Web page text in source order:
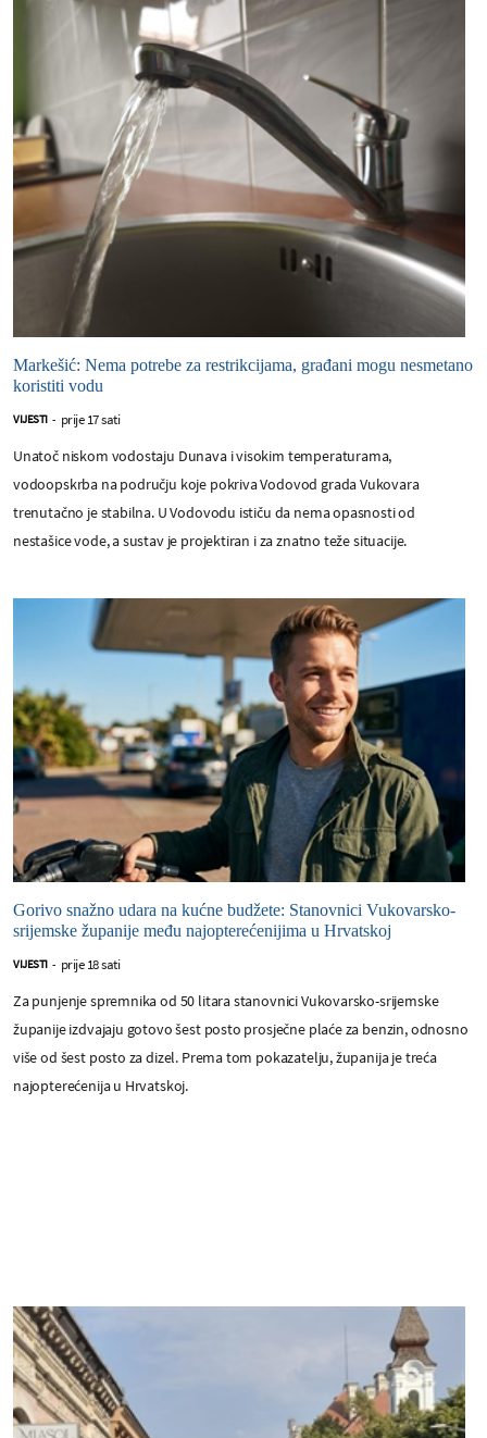
Markešić: Nema potrebe za restrikcijama, građani mogu nesmetano
koristiti vodu
VIJESTI - prije 17 sati
Unatoč niskom vodostaju Dunava i visokim temperaturama,
vodoopskrba na području koje pokriva Vodovod grada Vukovara
trenutačno je stabilna. U Vodovodu ističu da nema opasnosti od
nestašice vode, a sustav je projektiran i za znatno teže situacije.
Gorivo snažno udara na kućne budžete: Stanovnici Vukovarsko-
srijemske županije među najopterećenijima u Hrvatskoj
VIJESTI - prije 18 sati
Za punjenje spremnika od 50 litara stanovnici Vukovarsko-srijemske
županije izdvajaju gotovo šest posto prosječne plaće za benzin, odnosno
više od šest posto za dizel. Prema tom pokazatelju, županija je treća
najopterećenija u Hrvatskoj.